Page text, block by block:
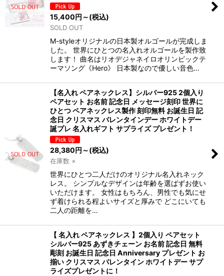
15,400円 ～(税込)
SOLD OUT
M-styleオリジナルの日本製オルゴールが完成しま
した。 世界にひとつの名入れオルゴールを製作致
します！ 曲名はリオデジャネイロオリンピックテ
ーマソング《Hero》 日本製なので優しい音色…
【名入れ ペアネックレス】シルバー925 2個入り
ペアセット お名前 記念日 メッセージ刻印 世界に
ひとつ ペアネックレス製作 刻印無料 お誕生日 記
念日 クリスマス バレンタインデー ホワイトデー
誕プレ 名入れギフト サプライズ プレゼント！
28,380 円 ～(税込)
在庫数 ×
世界にひとつ二人だけのオリジナル名入れネック
レス。 シンプルなデザインは年齢を選ばずお使い
いただけます。 女性はもちろん、男性でも気にせ
ず着けられる程よいサイズと厚みで どこにいても
二人の距離を…
【 名入れ ペアネックレス 】2個入り ペアセット
シルバー925 あずきチェーン お名前 記念日 無料
彫刻 お誕生日 記念日 Anniversary プレゼント お
揃い クリスマス バレンタイン ホワイトデー サプ
ライズプレゼントに！